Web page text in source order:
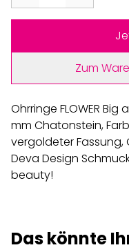
Zum
Ohrringe FLOWER
mm Chatonstein,
vergoldeter
Deva Design
beauty!
Das könnte